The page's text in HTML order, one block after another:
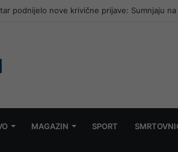
podnijelo nove krivične prijave: Sumnjaju
MAGAZIN SPORT